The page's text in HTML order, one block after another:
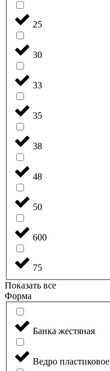
25
30
33
35
38
48
50
600
75
Показать все
Форма
Банка жестяная
Ведро пластиковое